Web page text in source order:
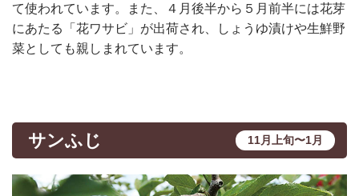
て使われています。また、４月後半から５月前半には花芽
にあたる「花ワサビ」が出荷され、しょうゆ漬けや生鮮野
菜としても親しまれています。
サンふじ 11月上旬〜1月